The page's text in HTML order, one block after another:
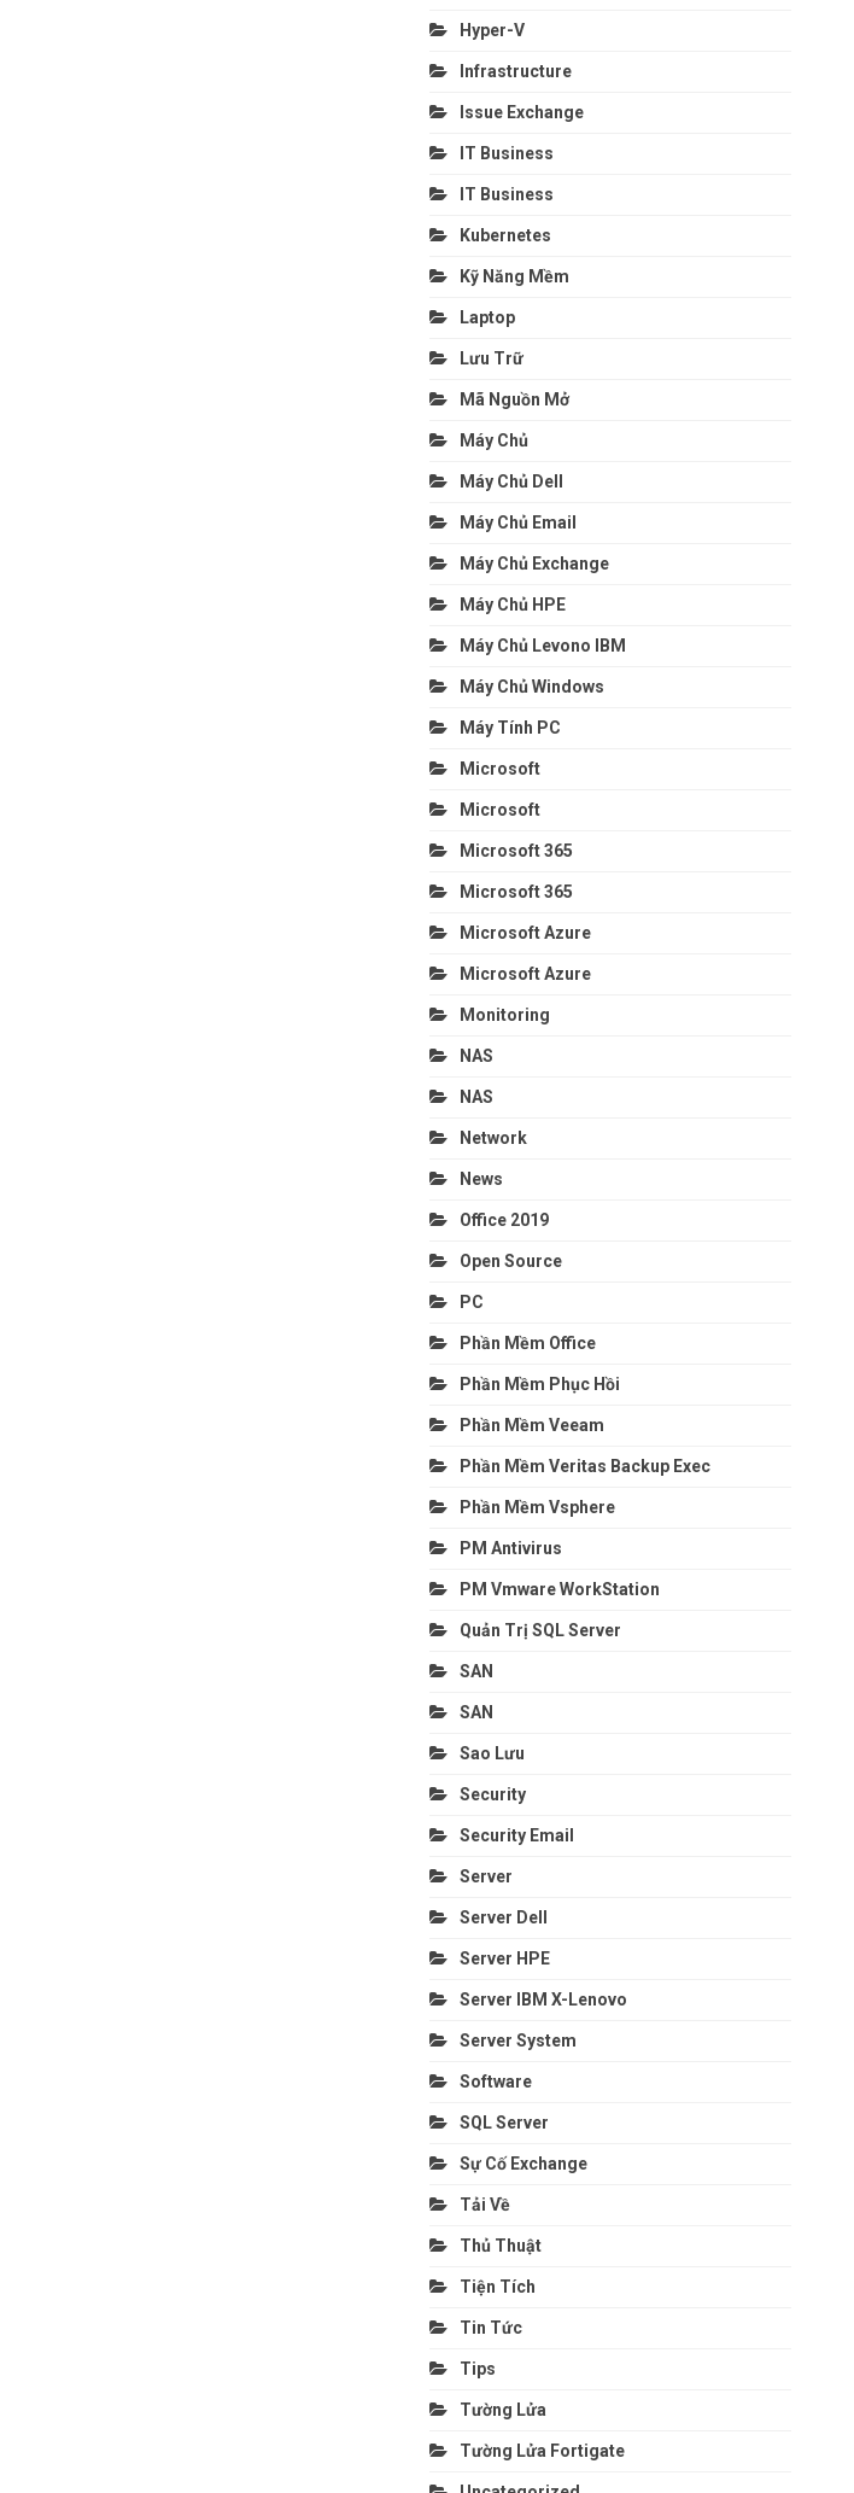
Hyper-V
Infrastructure
Issue Exchange
IT Business
IT Business
Kubernetes
Kỹ Năng Mềm
Laptop
Lưu Trữ
Mã Nguồn Mở
Máy Chủ
Máy Chủ Dell
Máy Chủ Email
Máy Chủ Exchange
Máy Chủ HPE
Máy Chủ Levono IBM
Máy Chủ Windows
Máy Tính PC
Microsoft
Microsoft
Microsoft 365
Microsoft 365
Microsoft Azure
Microsoft Azure
Monitoring
NAS
NAS
Network
News
Office 2019
Open Source
PC
Phần Mềm Office
Phần Mềm Phục Hồi
Phần Mềm Veeam
Phần Mềm Veritas Backup Exec
Phần Mềm Vsphere
PM Antivirus
PM Vmware WorkStation
Quản Trị SQL Server
SAN
SAN
Sao Lưu
Security
Security Email
Server
Server Dell
Server HPE
Server IBM X-Lenovo
Server System
Software
SQL Server
Sự Cố Exchange
Tải Về
Thủ Thuật
Tiện Tích
Tin Tức
Tips
Tường Lửa
Tường Lửa Fortigate